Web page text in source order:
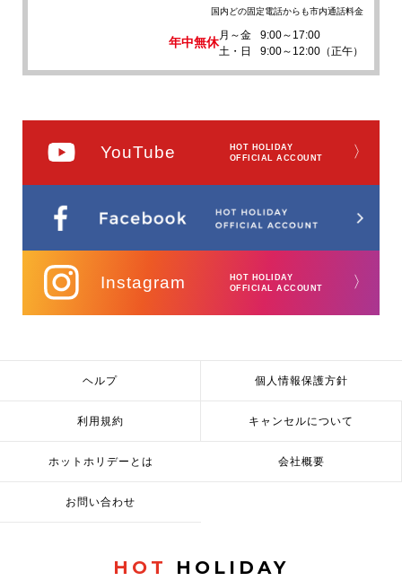
国内どの固定電話からも市内通話料金
年中無休
月～金
9:00～17:00
土・日
9:00～12:00（正午）
YouTube
HOT HOLIDAY
OFFICIAL ACCOUNT
〉
Instagram
HOT HOLIDAY
OFFICIAL ACCOUNT
〉
ヘルプ 個人情報保護方針
利用規約 キャンセルについて
ホットホリデーとは 会社概要
お問い合わせ
HOT HOLIDAY